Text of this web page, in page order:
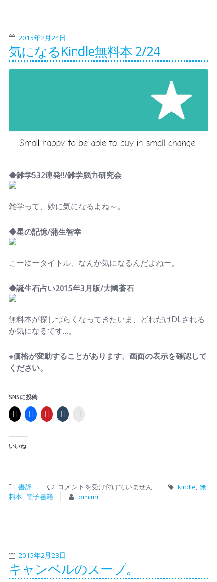
2015年2月24日
気になるKindle無料本 2/24
◆雑学532連発!!/雑学脳力研究会
雑学って、妙に気になるよね～。
◆星の記憶/蒲生智幸
こーゆータイトル、なんか気になるんだよねー。
◆誕生石占い2015年3月版/大國蒼石
無料本が探しづらくなってきたいま、どれだけDLされる
か気になるです…。
※価格が変動することがあります。画面の表示を確認して
ください。
SNSに投稿:
いいね:
書評 コメントを受け付けていません kindle, 無
料本, 電子書籍 omimi
2015年2月23日
キャンベルのスープ。